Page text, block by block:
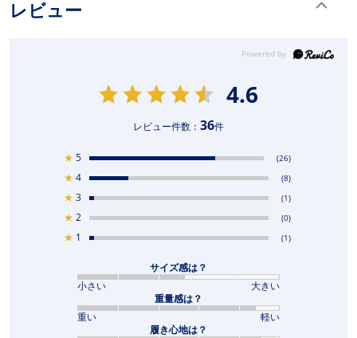
レビュー
4.6
レビュー件数： 36件
★ 5 (26)
★ 4 (8)
★ 3 (1)
★ 2 (0)
★ 1 (1)
サイズ感は？
小さい
大きい
重量感は？
重い
軽い
履き心地は？